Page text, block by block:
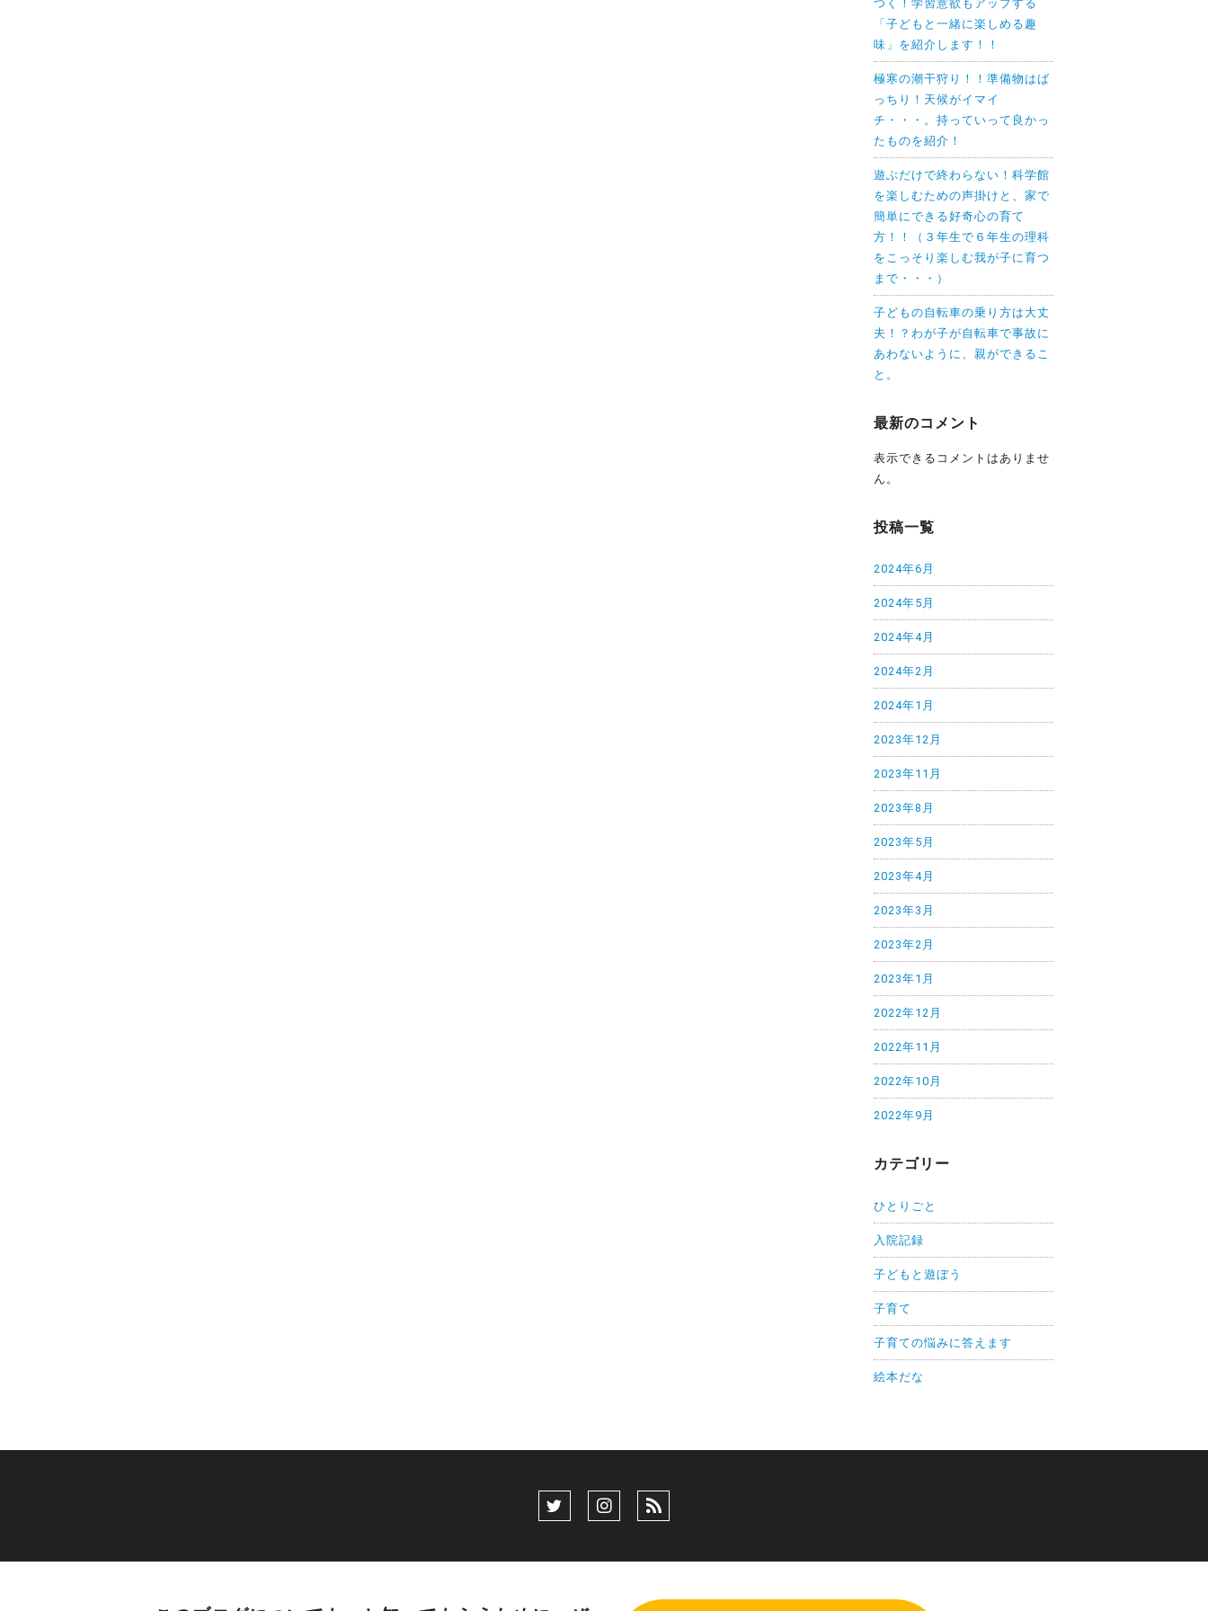
つく！学習意欲もアップする
「子どもと一緒に楽しめる趣
味」を紹介します！！
極寒の潮干狩り！！準備物はば
っちり！天候がイマイ
チ・・・。持っていって良かっ
たものを紹介！
遊ぶだけで終わらない！科学館
を楽しむための声掛けと、家で
簡単にできる好奇心の育て
方！！（３年生で６年生の理科
をこっそり楽しむ我が子に育つ
まで・・・）
子どもの自転車の乗り方は大丈
夫！？わが子が自転車で事故に
あわないように、親ができるこ
と。
最新のコメント
表示できるコメントはありませ
ん。
投稿一覧
2024年6月
2024年5月
2024年4月
2024年2月
2024年1月
2023年12月
2023年11月
2023年8月
2023年5月
2023年4月
2023年3月
2023年2月
2023年1月
2022年12月
2022年11月
2022年10月
2022年9月
カテゴリー
ひとりごと
入院記録
子どもと遊ぼう
子育て
子育ての悩みに答えます
絵本だな